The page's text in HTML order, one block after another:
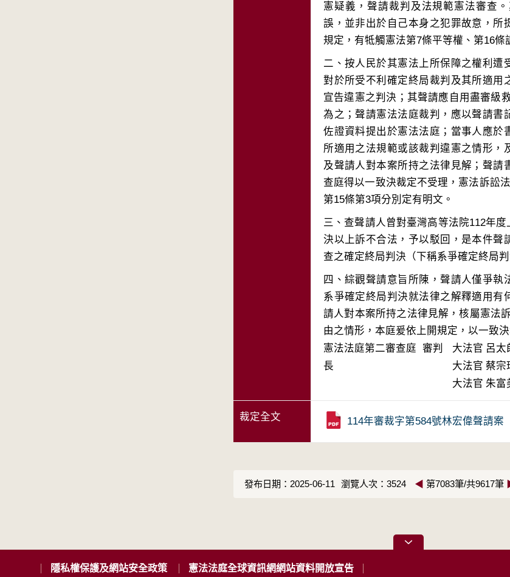
憲疑義，聲請裁判及法規範憲法審查
誤，並非出於自己本身之犯罪故意，所
二、按人民於其憲法上所保障之權利遭
對於所受不利確定終局裁判及其所適用
宣告違憲之判決；其聲請應自用盡審級
為之；聲請憲法法庭裁判，應以聲請書
佐證資料提出於憲法法庭；當事人應於
所適用之法規範或該裁判違憲之情形，
及聲請人對本案所持之法律見解；聲請
查庭得以一致決裁定不受理，憲法訴訟
三、查聲請人曾對臺灣高等法院112年
決以上訴不合法，予以駁回，是本件聲
四、綜觀聲請意旨所陳，聲請人僅爭執
系爭確定終局判決就法律之解釋適用有
請人對本案所持之法律見解，核屬憲法
憲法法庭第二審查庭 審判
長
大法官 呂太
大法官 蔡宗
大法官 朱富
裁定全文 114年審裁字第584號林宏偉聲請案
發布日期：2025-06-11 瀏覽人次：3524 ◀ 第7083筆/共9617筆
隱私權保護及網站安全政策 憲法法庭全球資訊網網站資料開放宣告